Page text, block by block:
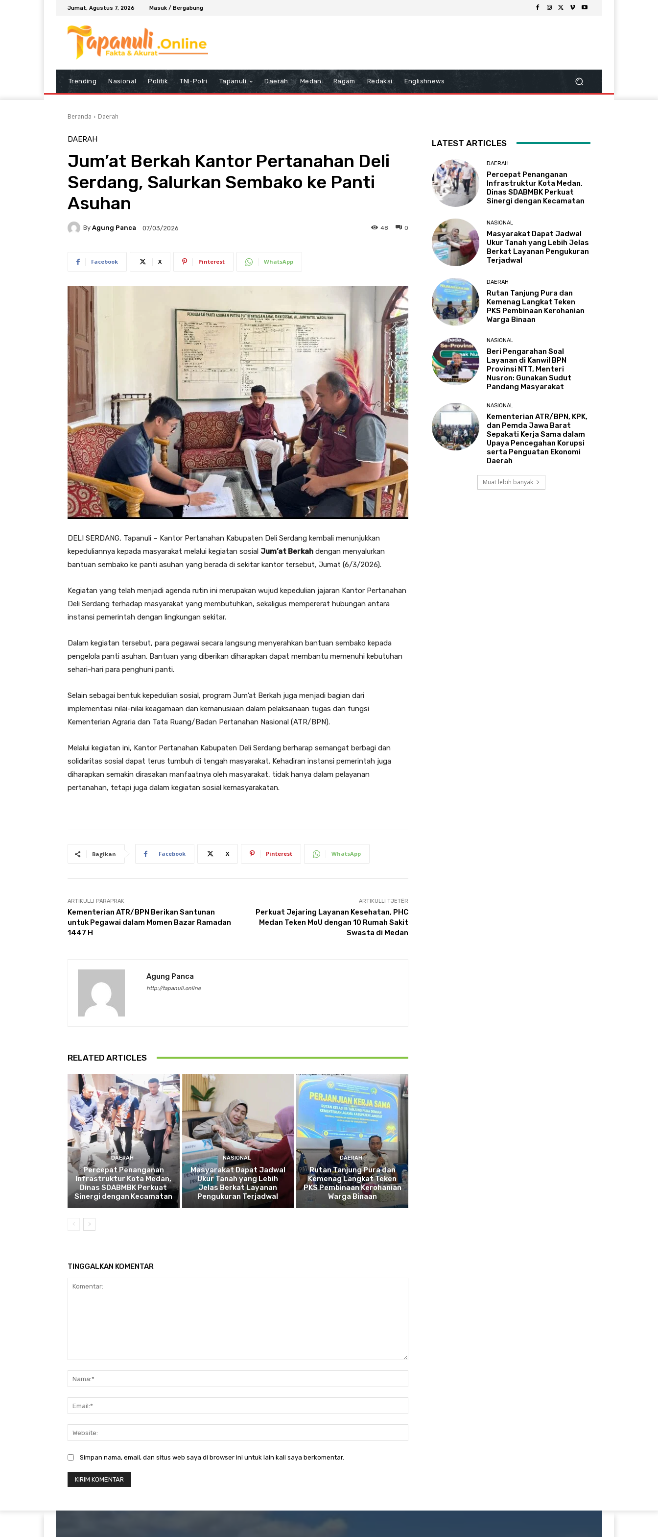
Jumat, Agustus 7, 2026 Masuk / Bergabung
Trending Nasional Politik TNI-Polri Tapanuli Daerah Medan Ragam Redaksi Englishnews
Beranda Daerah
DAERAH
Jum’at Berkah Kantor Pertanahan Deli
Serdang, Salurkan Sembako ke Panti
Asuhan
By Agung Panca 07/03/2026 0
48
Facebook X Pinterest WhatsApp
DELI SERDANG, Tapanuli – Kantor Pertanahan Kabupaten Deli Serdang kembali menunjukkan
kepeduliannya kepada masyarakat melalui kegiatan sosial Jum’at Berkah dengan menyalurkan
bantuan sembako ke panti asuhan yang berada di sekitar kantor tersebut, Jumat (6/3/2026).
Kegiatan yang telah menjadi agenda rutin ini merupakan wujud kepedulian jajaran Kantor Pertanahan
Deli Serdang terhadap masyarakat yang membutuhkan, sekaligus mempererat hubungan antara
instansi pemerintah dengan lingkungan sekitar.
Dalam kegiatan tersebut, para pegawai secara langsung menyerahkan bantuan sembako kepada
pengelola panti asuhan. Bantuan yang diberikan diharapkan dapat membantu memenuhi kebutuhan
sehari-hari para penghuni panti.
Selain sebagai bentuk kepedulian sosial, program Jum’at Berkah juga menjadi bagian dari
implementasi nilai-nilai keagamaan dan kemanusiaan dalam pelaksanaan tugas dan fungsi
Kementerian Agraria dan Tata Ruang/Badan Pertanahan Nasional (ATR/BPN).
Melalui kegiatan ini, Kantor Pertanahan Kabupaten Deli Serdang berharap semangat berbagi dan
solidaritas sosial dapat terus tumbuh di tengah masyarakat. Kehadiran instansi pemerintah juga
diharapkan semakin dirasakan manfaatnya oleh masyarakat, tidak hanya dalam pelayanan
pertanahan, tetapi juga dalam kegiatan sosial kemasyarakatan.
Bagikan Facebook X Pinterest WhatsApp
ARTIKULLI PARAPRAK
Kementerian ATR/BPN Berikan Santunan
untuk Pegawai dalam Momen Bazar Ramadan
1447 H
ARTIKULLI TJETËR
Perkuat Jejaring Layanan Kesehatan, PHC
Medan Teken MoU dengan 10 Rumah Sakit
Swasta di Medan
Agung Panca
http://tapanuli.online
RELATED ARTICLES
DAERAH
Percepat Penanganan
Infrastruktur Kota Medan,
Dinas SDABMBK Perkuat
Sinergi dengan Kecamatan
NASIONAL
Masyarakat Dapat Jadwal
Ukur Tanah yang Lebih
Jelas Berkat Layanan
Pengukuran Terjadwal
DAERAH
Rutan Tanjung Pura dan
Kemenag Langkat Teken
PKS Pembinaan Kerohanian
Warga Binaan
TINGGALKAN KOMENTAR
Simpan nama, email, dan situs web saya di browser ini untuk lain kali saya berkomentar.
LATEST ARTICLES
DAERAH
Percepat Penanganan
Infrastruktur Kota Medan,
Dinas SDABMBK Perkuat
Sinergi dengan Kecamatan
NASIONAL
Masyarakat Dapat Jadwal
Ukur Tanah yang Lebih Jelas
Berkat Layanan Pengukuran
Terjadwal
DAERAH
Rutan Tanjung Pura dan
Kemenag Langkat Teken
PKS Pembinaan Kerohanian
Warga Binaan
NASIONAL
Beri Pengarahan Soal
Layanan di Kanwil BPN
Provinsi NTT, Menteri
Nusron: Gunakan Sudut
Pandang Masyarakat
NASIONAL
Kementerian ATR/BPN, KPK,
dan Pemda Jawa Barat
Sepakati Kerja Sama dalam
Upaya Pencegahan Korupsi
serta Penguatan Ekonomi
Daerah
Muat lebih banyak